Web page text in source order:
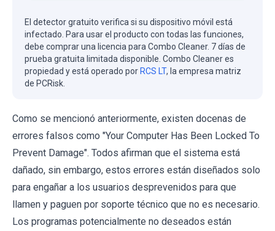
El detector gratuito verifica si su dispositivo móvil está
infectado. Para usar el producto con todas las funciones,
debe comprar una licencia para Combo Cleaner. 7 días de
prueba gratuita limitada disponible. Combo Cleaner es
propiedad y está operado por RCS LT, la empresa matriz
de PCRisk.
Como se mencionó anteriormente, existen docenas de
errores falsos como "Your Computer Has Been Locked To
Prevent Damage". Todos afirman que el sistema está
dañado, sin embargo, estos errores están diseñados solo
para engañar a los usuarios desprevenidos para que
llamen y paguen por soporte técnico que no es necesario.
Los programas potencialmente no deseados están